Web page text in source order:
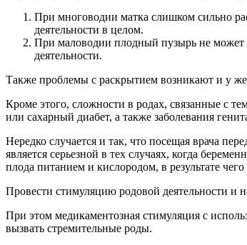
При многоводии матка слишком сильно
деятельности в целом.
При маловодии плодный пузырь не может
деятельности.
Также проблемы с раскрытием возникают и у
Кроме этого, сложности в родах, связанные с
или сахарный диабет, а также заболевания
Нередко случается и так, что посещая врача
является серьезной в тех случаях, когда
плода питанием и кислородом, в результате
Провести стимуляцию родовой деятельности и
При этом медикаментозная стимуляция с
вызвать стремительные роды.